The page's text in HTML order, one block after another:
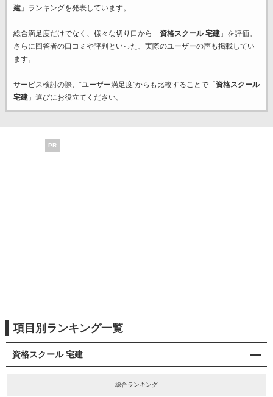
建」ランキングを発表しています。
総合満足度だけでなく、様々な切り口から「 資格スクール 宅建」を評価。
さらに回答者の口コミや評判といった、実際のユーザーの声も掲載してい
ます。
サービス検討の際、“ユーザー満足度”からも比較することで「 資格スクール
宅建」選びにお役立てください。
PR
項目別ランキング一覧
資格スクール 宅建
総合ランキング